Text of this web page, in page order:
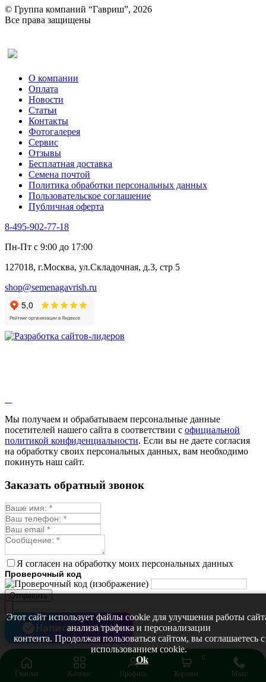
Ревень
Рукола
Рута
Тмин
Трава для чая
Туласи
Укроп
Фенхель пряный
Хризантема овощная
Цикорий пряный
Цикорий салатный (Витлуф)
Черемша
Шпинат
Щавель
Эндивий
Эстрагон
Алтей
Бессмертник
Валериана
Валерианелла
Гибискус лекарственный
Девясил
Душица
Змееголовник
Мыльнянка
Мята
Овсяный корень
Огуречная трава
Пустырник
Репешок
Синюха
Смесь лекарственных
Стевия
Тимьян ползучий (чабрец)
Фенхель лекарственный
Цикорий лекарственный
Череда лекарственная
Чернокорень
Шалфей
Семена ягод
Брусника
Голубика
Ежевика
© Группа компаний “Гавриш”, 2026
Все права защищены
О компании
Оплата
Новости
Статьи
Контакты
Фотогалерея​
Сервис
Отзывы
Бесплатная доставка
Семена почтой
Политика обработки персональных данных
Пользовательское соглашение
Публичная оферта
8-495-902-77-18
Пн-Пт с 9:00 до 17:00
127018, г.Москва, ул.Складочная, д.3, стр 5
shop@semenagavrish.ru
Мы получаем и обрабатываем персональные данные
посетителей нашего сайта в соответствии с официальной
политикой конфиденциальности. Если вы не даете согласия
на обработку своих персональных данных, вам необходимо
покинуть наш сайт.
Этот сайт использует файлы cookie для улучшения работы
анализа трафика и персонализации
контента. Продолжая пользоваться сайтом, вы соглашаетесь с
использованием cookie.
Ok
Заказать обратный звонок
Я согласен на обработку моих персональных данных
Проверочный код
Отправить
Главная Каталог Профиль
0
Корзина
Макс
Написать в MAX